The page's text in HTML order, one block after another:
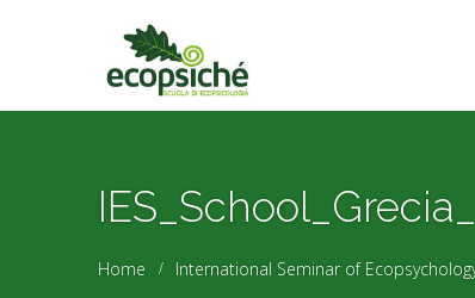
Home International Seminar of